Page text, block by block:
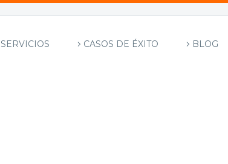
SERVICIOS CASOS DE ÉXITO BLOG